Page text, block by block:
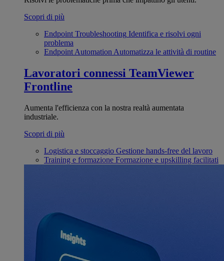
Scopri di più
Endpoint Troubleshooting Identifica e risolvi ogni
problema
Endpoint Automation Automatizza le attività di routine
Lavoratori connessi TeamViewer
Frontline
Aumenta l'efficienza con la nostra realtà aumentata
industriale.
Scopri di più
Logistica e stoccaggio Gestione hands-free del lavoro
Training e formazione Formazione e upskilling facilitati